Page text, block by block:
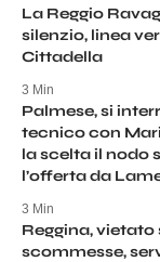
La Reggio
silenzio, linea
Cittadella
3 Min
Palmese, si
tecnico con
la scelta il nodo
l’offerta da
3 Min
Reggina,
scommesse,